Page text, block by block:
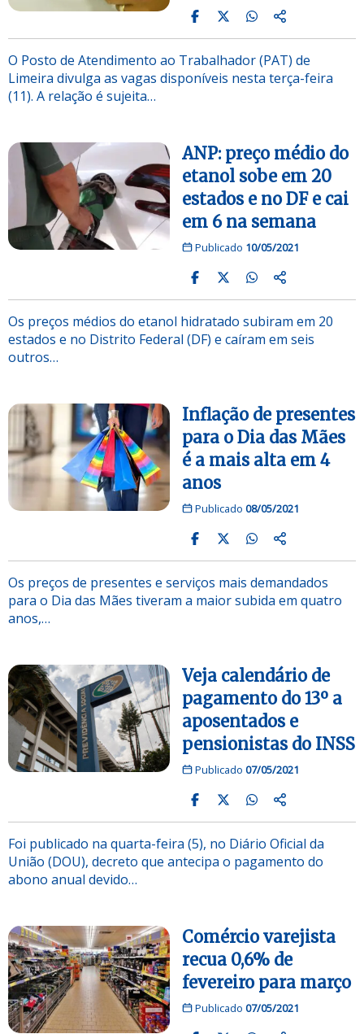
O Posto de Atendimento ao Trabalhador (PAT) de
Limeira divulga as vagas disponíveis nesta terça-feira
(11). A relação é sujeita…
ANP: preço médio do
etanol sobe em 20
estados e no DF e cai
em 6 na semana
Publicado 10/05/2021
Os preços médios do etanol hidratado subiram em 20
estados e no Distrito Federal (DF) e caíram em seis
outros…
Inflação de presentes
para o Dia das Mães
é a mais alta em 4
anos
Publicado 08/05/2021
Os preços de presentes e serviços mais demandados
para o Dia das Mães tiveram a maior subida em quatro
anos,…
Veja calendário de
pagamento do 13º a
aposentados e
pensionistas do INSS
Publicado 07/05/2021
Foi publicado na quarta-feira (5), no Diário Oficial da
União (DOU), decreto que antecipa o pagamento do
abono anual devido…
Comércio varejista
recua 0,6% de
fevereiro para março
Publicado 07/05/2021